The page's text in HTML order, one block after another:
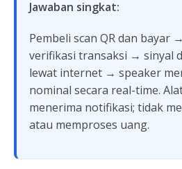
Jawaban singkat:
Pembeli scan QR dan bayar
verifikasi transaksi → sinyal
lewat internet → speaker
nominal secara real-time.
menerima notifikasi; tidak
atau memproses uang.